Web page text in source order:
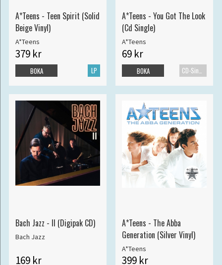
A*Teens - Teen Spirit (Solid
Beige Vinyl)
A*Teens
379 kr
LP
BOKA
A*Teens - You Got The Look
(Cd Single)
A*Teens
69 kr
BOKA
Bach Jazz - II (Digipak CD)
Bach Jazz
169 kr
A*Teens - The Abba
Generation (Silver Vinyl)
A*Teens
399 kr